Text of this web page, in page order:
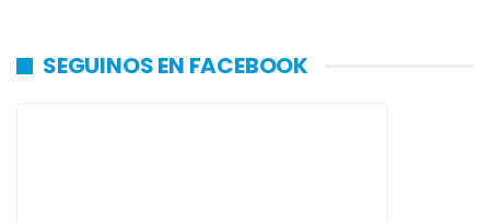
SEGUINOS EN FACEBOOK